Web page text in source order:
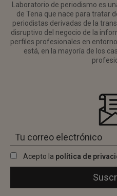
Laboratorio de periodismo es
de Tena que nace para tratar
periodistas derivadas de la
disruptivo del negocio de la
perfiles profesionales en
está, en la mayoría de los
Acepto la política de